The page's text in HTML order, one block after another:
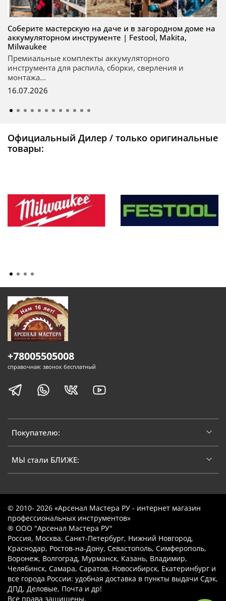
Соберите мастерскую на даче и в загородном доме на
аккумуляторном инструменте | Festool, Makita,
Milwaukee
Премиальные комплекты аккумуляторного
инструмента для распила, сборки, сверления и
монтажа...
16.07.2026
Официальный Дилер / только оригинальные
товары:
Покупателю:
МЫ стали БЛИЖЕ:
+78005505008
справочная: звонок бесплатный
© 2010- 2026 «Арсенал Мастера РУ - интернет магазин
профессиональных инструментов»
® ООО "Арсенал Мастера РУ"
Россия, Москва, Санкт-Петербург, Нижний Новгород,
Краснодар, Ростов-на-Дону, Севастополь, Симферополь,
Воронеж, Волгоград, Мурманск, Казань, Владимир,
Челябинск, Самара, Саратов, Новосибирск, Екатеринбург и
все города России: удобная доставка в пункты выдачи Сдэк,
ДПД, Деловые, Почта и др!
Все права защищены.